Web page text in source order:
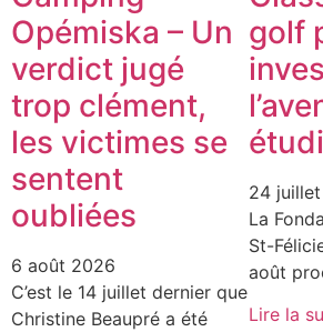
Opémiska – Un
verdict jugé
trop clément,
les victimes se
sentent
oubliées
6 août 2026
C’est le 14 juillet dernier que
Christine Beaupré a été
golf
24
La
St-
août
Lire la